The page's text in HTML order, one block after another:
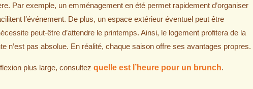
Par exemple, un emménagement en été permet rapidement d’organiser
l’événement. De plus, un espace extérieur éventuel peut être
peut-être d’attendre le printemps. Ainsi, le logement profitera de la
n’est pas absolue. En réalité, chaque saison offre ses avantages propres.
plus large, consultez quelle est l’heure pour un brunch.